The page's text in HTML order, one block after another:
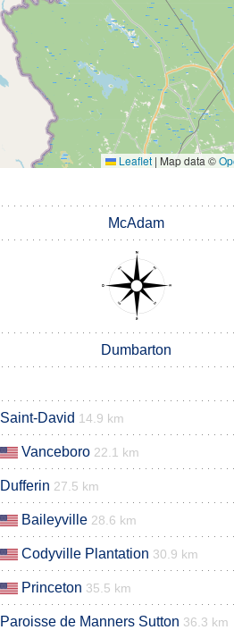
Leaflet | Map data ©
McAdam
Dumbarton
Saint-David 14.9 km
Vanceboro 22.1 km
Dufferin 27.5 km
Baileyville 28.6 km
Codyville Plantation 30.9 km
Princeton 35.5 km
Paroisse de Manners Sutton 36.3 km